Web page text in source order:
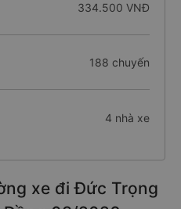
334.500 VNĐ
188 chuyến
4 nhà xe
xe đi Đức Trọng